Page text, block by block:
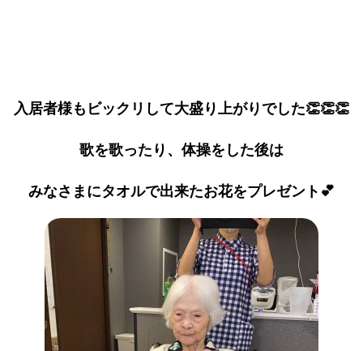
入居者様もビックリして大盛り上がりでした👏👏👏
歌を歌ったり、体操をした後は
みなさまにタオルで出来たお花をプレゼント💕